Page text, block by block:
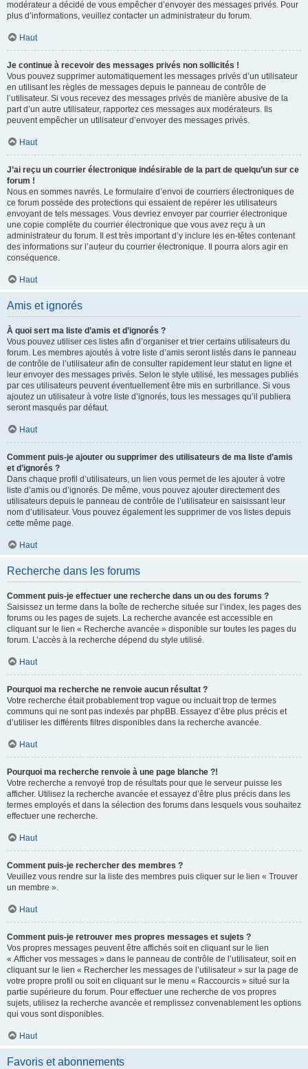
modérateur a décidé de vous empêcher d’envoyer des messages privés. Pour
plus d’informations, veuillez contacter un administrateur du forum.
Haut
Je continue à recevoir des messages privés non sollicités !
Vous pouvez supprimer automatiquement les messages privés d’un utilisateur
en utilisant les règles de messages depuis le panneau de contrôle de
l’utilisateur. Si vous recevez des messages privés de manière abusive de la
part d’un autre utilisateur, rapportez ces messages aux modérateurs. Ils
peuvent empêcher un utilisateur d’envoyer des messages privés.
Haut
J’ai reçu un courrier électronique indésirable de la part de quelqu’un sur ce
forum !
Nous en sommes navrés. Le formulaire d’envoi de courriers électroniques de
ce forum possède des protections qui essaient de repérer les utilisateurs
envoyant de tels messages. Vous devriez envoyer par courrier électronique
une copie complète du courrier électronique que vous avez reçu à un
administrateur du forum. Il est très important d’y inclure les en-têtes contenant
des informations sur l’auteur du courrier électronique. Il pourra alors agir en
conséquence.
Haut
Amis et ignorés
À quoi sert ma liste d’amis et d’ignorés ?
Vous pouvez utiliser ces listes afin d’organiser et trier certains utilisateurs du
forum. Les membres ajoutés à votre liste d’amis seront listés dans le panneau
de contrôle de l’utilisateur afin de consulter rapidement leur statut en ligne et
leur envoyer des messages privés. Selon le style utilisé, les messages publiés
par ces utilisateurs peuvent éventuellement être mis en surbrillance. Si vous
ajoutez un utilisateur à votre liste d’ignorés, tous les messages qu’il publiera
seront masqués par défaut.
Haut
Comment puis-je ajouter ou supprimer des utilisateurs de ma liste d’amis
et d’ignorés ?
Dans chaque profil d’utilisateurs, un lien vous permet de les ajouter à votre
liste d’amis ou d’ignorés. De même, vous pouvez ajouter directement des
utilisateurs depuis le panneau de contrôle de l’utilisateur en saisissant leur
nom d’utilisateur. Vous pouvez également les supprimer de vos listes depuis
cette même page.
Haut
Recherche dans les forums
Comment puis-je effectuer une recherche dans un ou des forums ?
Saisissez un terme dans la boîte de recherche située sur l’index, les pages des
forums ou les pages de sujets. La recherche avancée est accessible en
cliquant sur le lien « Recherche avancée » disponible sur toutes les pages du
forum. L’accès à la recherche dépend du style utilisé.
Haut
Pourquoi ma recherche ne renvoie aucun résultat ?
Votre recherche était probablement trop vague ou incluait trop de termes
communs qui ne sont pas indexés par phpBB. Essayez d’être plus précis et
d’utiliser les différents filtres disponibles dans la recherche avancée.
Haut
Pourquoi ma recherche renvoie à une page blanche ?!
Votre recherche a renvoyé trop de résultats pour que le serveur puisse les
afficher. Utilisez la recherche avancée et essayez d’être plus précis dans les
termes employés et dans la sélection des forums dans lesquels vous souhaitez
effectuer une recherche.
Haut
Comment puis-je rechercher des membres ?
Veuillez vous rendre sur la liste des membres puis cliquer sur le lien « Trouver
un membre ».
Haut
Comment puis-je retrouver mes propres messages et sujets ?
Vos propres messages peuvent être affichés soit en cliquant sur le lien
« Afficher vos messages » dans le panneau de contrôle de l’utilisateur, soit en
cliquant sur le lien « Rechercher les messages de l’utilisateur » sur la page de
votre propre profil ou soit en cliquant sur le menu « Raccourcis » situé sur la
partie supérieure du forum. Pour effectuer une recherche de vos propres
sujets, utilisez la recherche avancée et remplissez convenablement les options
qui vous sont disponibles.
Haut
Favoris et abonnements